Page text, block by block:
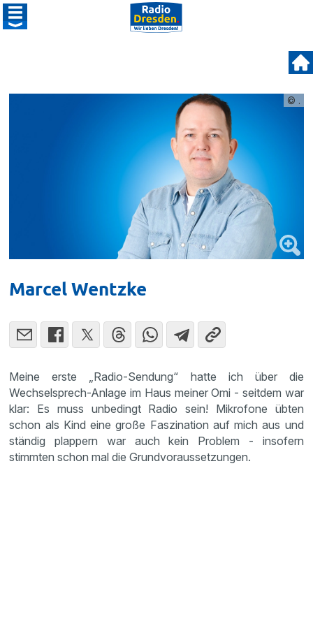
© .
Marcel Wentzke
Meine erste „Radio-Sendung“ hatte ich über die
Wechselsprech-Anlage im Haus meiner Omi - seitdem war
klar: Es muss unbedingt Radio sein! Mikrofone übten
schon als Kind eine große Faszination auf mich aus und
ständig plappern war auch kein Problem - insofern
stimmten schon mal die Grundvoraussetzungen.